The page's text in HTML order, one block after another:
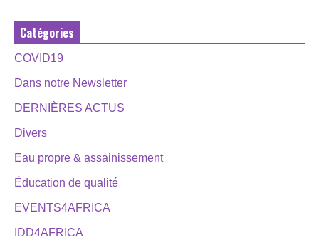
Catégories
COVID19
Dans notre Newsletter
DERNIÈRES ACTUS
Divers
Eau propre & assainissement
Éducation de qualité
EVENTS4AFRICA
IDD4AFRICA